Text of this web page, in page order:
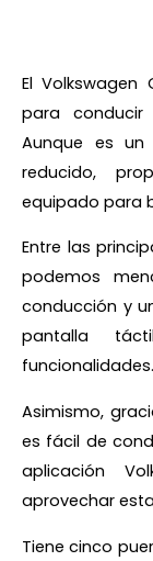
El
para
Aunque es
reducido,
equipado para
Entre las
podemos
conducción y
pantalla
funcionalidades.
Asimismo,
es fácil de
aplicación
aprovechar
Tiene cinco